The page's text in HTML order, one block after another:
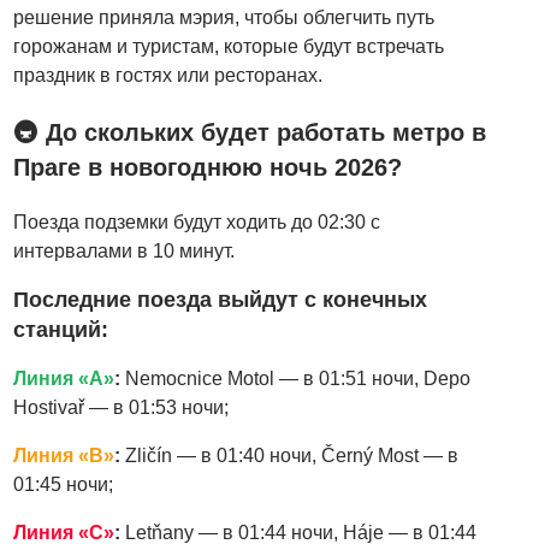
решение приняла мэрия, чтобы облегчить путь
горожанам и туристам, которые будут встречать
праздник в гостях или ресторанах.
🚇До скольких будет работать метро в
Праге в новогоднюю ночь 2026?
Поезда подземки будут ходить до 02:30 с
интервалами в 10 минут.
Последние поезда выйдут с конечных
станций:
Линия «A»: Nemocnice Motol — в 01:51 ночи, Depo
Hostivař — в 01:53 ночи;
Линия «B»: Zličín — в 01:40 ночи, Černý Most — в
01:45 ночи;
Линия «C»: Letňany — в 01:44 ночи, Háje — в 01:44